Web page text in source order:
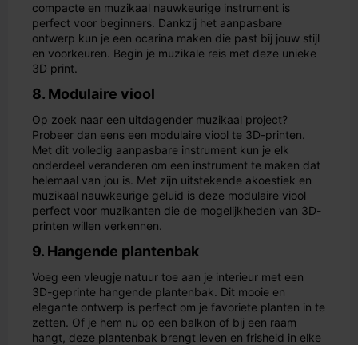
compacte en muzikaal nauwkeurige instrument is
perfect voor beginners. Dankzij het aanpasbare
ontwerp kun je een ocarina maken die past bij jouw stijl
en voorkeuren. Begin je muzikale reis met deze unieke
3D print.
8. Modulaire viool
Op zoek naar een uitdagender muzikaal project?
Probeer dan eens een modulaire viool te 3D-printen.
Met dit volledig aanpasbare instrument kun je elk
onderdeel veranderen om een instrument te maken dat
helemaal van jou is. Met zijn uitstekende akoestiek en
muzikaal nauwkeurige geluid is deze modulaire viool
perfect voor muzikanten die de mogelijkheden van 3D-
printen willen verkennen.
9. Hangende plantenbak
Voeg een vleugje natuur toe aan je interieur met een
3D-geprinte hangende plantenbak. Dit mooie en
elegante ontwerp is perfect om je favoriete planten in te
zetten. Of je hem nu op een balkon of bij een raam
hangt, deze plantenbak brengt leven en frisheid in elke